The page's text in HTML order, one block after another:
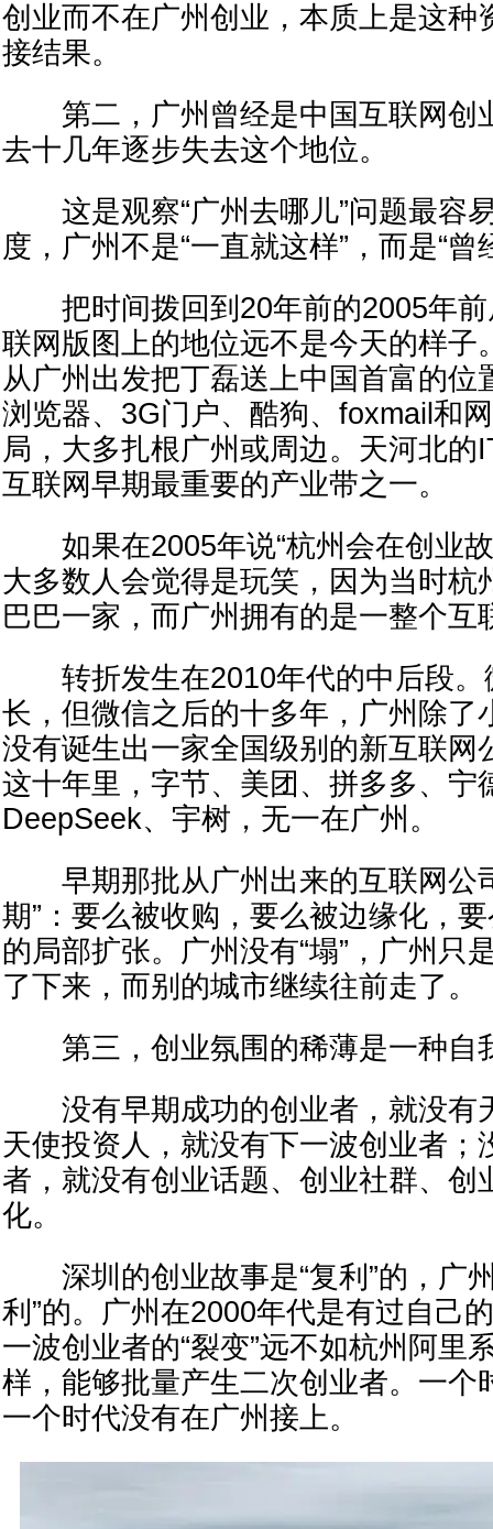
创业而不在广州创业，本质上是这种
接结果。
第二，广州曾经是中国互联网创
去十几年逐步失去这个地位。
这是观察“广州去哪儿”问题最容
度，广州不是“一直就这样”，而是“曾
把时间拨回到20年前的2005年前
联网版图上的地位远不是今天的样子
从广州出发把丁磊送上中国首富的位
浏览器、3G门户、酷狗、foxmail和
局，大多扎根广州或周边。天河北的
互联网早期最重要的产业带之一。
如果在2005年说“杭州会在创业故
大多数人会觉得是玩笑，因为当时杭
巴巴一家，而广州拥有的是一整个互
转折发生在2010年代的中后段。
长，但微信之后的十多年，广州除了
没有诞生出一家全国级别的新互联网
这十年里，字节、美团、拼多多、宁
DeepSeek、宇树，无一在广州。
早期那批从广州出来的互联网公
期”：要么被收购，要么被边缘化，
的局部扩张。广州没有“塌”，广州只
了下来，而别的城市继续往前走了。
第三，创业氛围的稀薄是一种自
没有早期成功的创业者，就没有
天使投资人，就没有下一波创业者；
者，就没有创业话题、创业社群、创
化。
深圳的创业故事是“复利”的，广
利”的。广州在2000年代是有过自己
一波创业者的“裂变”远不如杭州阿里
样，能够批量产生二次创业者。一个
一个时代没有在广州接上。